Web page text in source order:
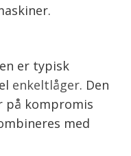
er typisk
enkeltlåger. Den
på kompromis
med